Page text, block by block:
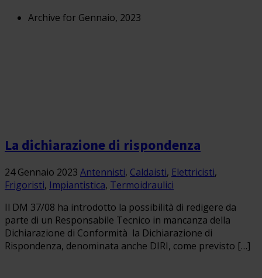
Archive for Gennaio, 2023
La dichiarazione di rispondenza
24 Gennaio 2023 Antennisti, Caldaisti, Elettricisti,
Frigoristi, Impiantistica, Termoidraulici
Il DM 37/08 ha introdotto la possibilità di redigere da
parte di un Responsabile Tecnico in mancanza della
Dichiarazione di Conformità la Dichiarazione di
Rispondenza, denominata anche DIRI, come previsto […]